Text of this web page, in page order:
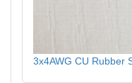
3x4AWG CU Rubber